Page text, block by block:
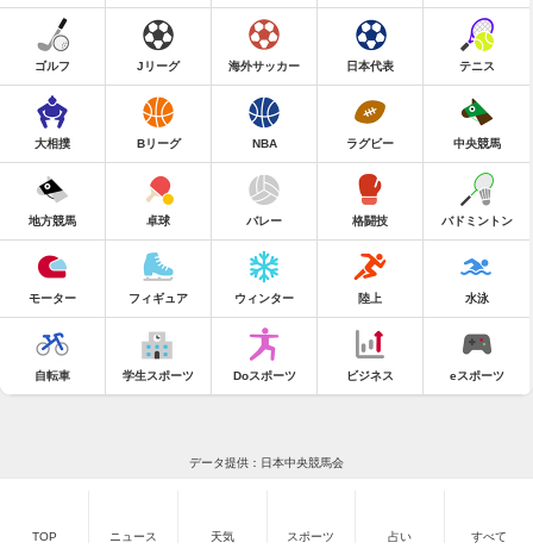
ゴルフ Jリーグ 海外サッカー 日本代表 テニス
大相撲 Bリーグ NBA ラグビー 中央競馬
地方競馬 卓球 バレー 格闘技 バドミントン
モーター フィギュア ウィンター 陸上 水泳
自転車 学生スポーツ Doスポーツ ビジネス eスポーツ
データ提供：日本中央競馬会
TOP ニュース 天気 スポーツ 占い すべて